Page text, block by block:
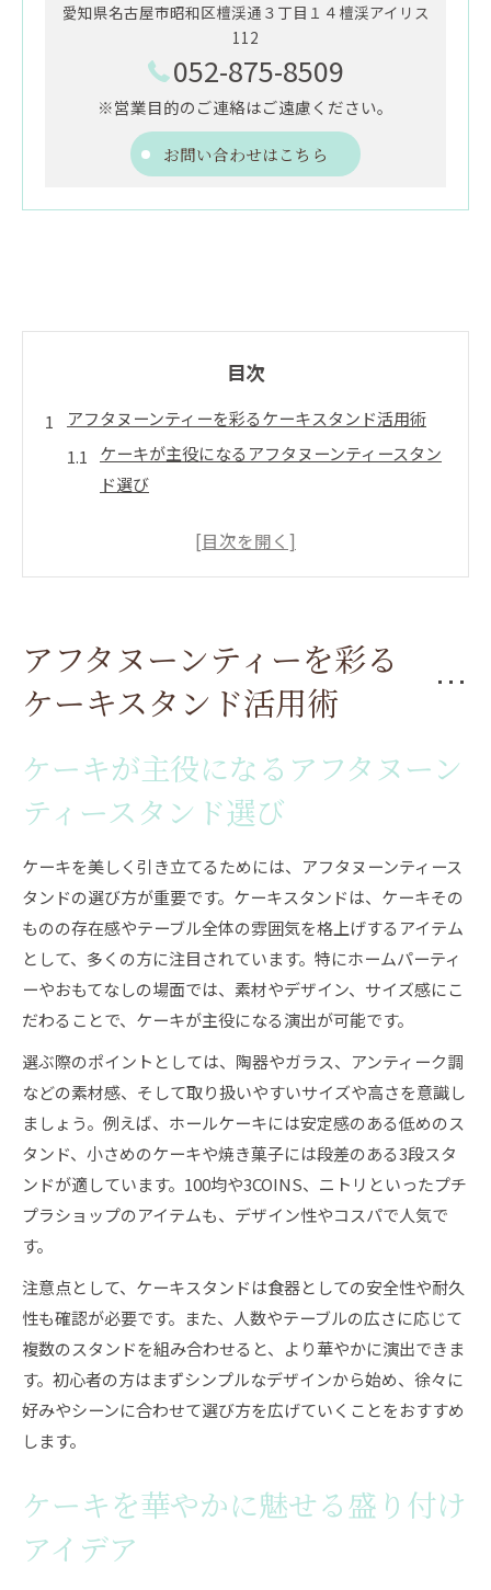
愛知県名古屋市昭和区檀渓通３丁目１４檀渓アイリス
112
052-875-8509
※営業目的のご連絡はご遠慮ください。
お問い合わせはこちら
目次
アフタヌーンティーを彩るケーキスタンド活用術
ケーキが主役になるアフタヌーンティースタン
ド選び
アフタヌーンティースタンドでケーキタイムを
格上げ
演出術
ケーキの3段スタンドの歴史と魅力を知る
おしゃれに映えるケーキの盛り付けアイデア集
ケーキスタンドで叶えるおしゃれな盛り付け術
ケーキスタンド 盛り付けの最新トレンド紹介
インスタ映えするケーキ盛り付けスタイルの実
例
ホールケーキも映えるスタンド活用アイデア
素敵なティータイムに選びたいケーキスタンド
ケーキスタンド おしゃれな選び方のポイント
ティータイムを引き立てるケーキおすすめスタ
ンド
ケーキと相性抜群なスタンド素材の選び方
ケーキ用スタンドのデザイン別活用術
ケーキスタンドの組み立てやすさと収納性を比
較
ケーキスタンドと雑貨で個性をプラスする方法
ケーキに合わせた花や小物で魅力をアップ
ホームパーティーでも映えるケーキデコ術
ケーキ映えするスタンド選びで贅沢時間を演出
贅沢なティータイムを叶えるケーキスタンド活
用法
アフタヌーンティーを彩る
ケーキスタンド活用術
ケーキが主役になるアフタヌーン
ティースタンド選び
ケーキを美しく引き立てるためには、アフタヌーンティース
タンドの選び方が重要です。ケーキスタンドは、ケーキその
ものの存在感やテーブル全体の雰囲気を格上げするアイテム
として、多くの方に注目されています。特にホームパーティ
ーやおもてなしの場面では、素材やデザイン、サイズ感にこ
だわることで、ケーキが主役になる演出が可能です。
選ぶ際のポイントとしては、陶器やガラス、アンティーク調
などの素材感、そして取り扱いやすいサイズや高さを意識し
ましょう。例えば、ホールケーキには安定感のある低めのス
タンド、小さめのケーキや焼き菓子には段差のある3段スタ
ンドが適しています。100均や3COINS、ニトリといったプチ
プラショップのアイテムも、デザイン性やコスパで人気で
す。
注意点として、ケーキスタンドは食器としての安全性や耐久
性も確認が必要です。また、人数やテーブルの広さに応じて
複数のスタンドを組み合わせると、より華やかに演出できま
す。初心者の方はまずシンプルなデザインから始め、徐々に
好みやシーンに合わせて選び方を広げていくことをおすすめ
します。
ケーキを華やかに魅せる盛り付け
アイデア